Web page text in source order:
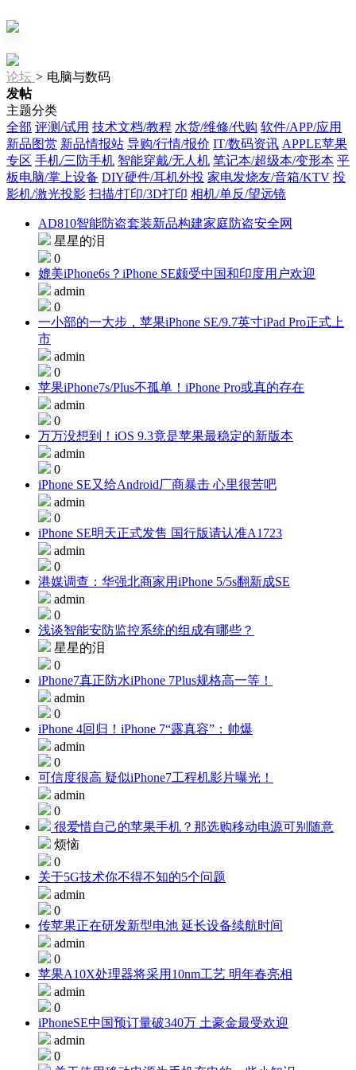
论坛 > 电脑与数码
发帖
主题分类
全部 评测/试用 技术文档/教程 水货/维修/代购 软件/APP/应用
新品图赏 新品情报站 导购/行情/报价 IT/数码资讯 APPLE苹果
专区 手机/三防手机 智能穿戴/无人机 笔记本/超级本/变形本 平
板电脑/掌上设备 DIY硬件/耳机外投 家电发烧友/音箱/KTV 投
影机/激光投影 扫描/打印/3D打印 相机/单反/望远镜
AD810智能防盗套装新品构建家庭防盗安全网
星星的泪
0
媲美iPhone6s？iPhone SE颇受中国和印度用户欢迎
admin
0
一小部的一大步，苹果iPhone SE/9.7英寸iPad Pro正式上
市
admin
0
苹果iPhone7s/Plus不孤单！iPhone Pro或真的存在
admin
0
万万没想到！iOS 9.3竟是苹果最稳定的新版本
admin
0
iPhone SE又给Android厂商暴击 心里很苦吧
admin
0
iPhone SE明天正式发售 国行版请认准A1723
admin
0
港媒调查：华强北商家用iPhone 5/5s翻新成SE
admin
0
浅谈智能安防监控系统的组成有哪些？
星星的泪
0
iPhone7真正防水iPhone 7Plus规格高一等！
admin
0
iPhone 4回归！iPhone 7“露真容”：帅爆
admin
0
可信度很高 疑似iPhone7工程机影片曝光！
admin
0
很爱惜自己的苹果手机？那选购移动电源可别随意
烦恼
0
关于5G技术你不得不知的5个问题
admin
0
传苹果正在研发新型电池 延长设备续航时间
admin
0
苹果A10X处理器将采用10nm工艺 明年春亮相
admin
0
iPhoneSE中国预订量破340万 土豪金最受欢迎
admin
0